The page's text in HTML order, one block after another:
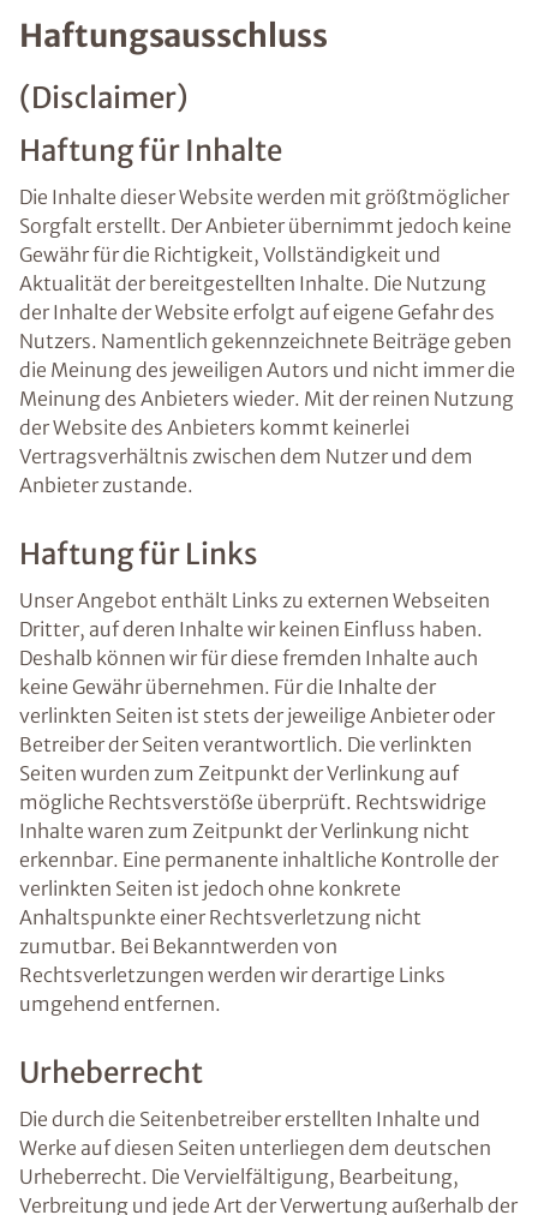
Haftungsausschluss
(Disclaimer)
Haftung für Inhalte
Die Inhalte dieser Website werden mit größtmöglicher
Sorgfalt erstellt. Der Anbieter übernimmt jedoch keine
Gewähr für die Richtigkeit, Vollständigkeit und
Aktualität der bereitgestellten Inhalte. Die Nutzung
der Inhalte der Website erfolgt auf eigene Gefahr des
Nutzers. Namentlich gekennzeichnete Beiträge geben
die Meinung des jeweiligen Autors und nicht immer die
Meinung des Anbieters wieder. Mit der reinen Nutzung
der Website des Anbieters kommt keinerlei
Vertragsverhältnis zwischen dem Nutzer und dem
Anbieter zustande.
Haftung für Links
Unser Angebot enthält Links zu externen Webseiten
Dritter, auf deren Inhalte wir keinen Einfluss haben.
Deshalb können wir für diese fremden Inhalte auch
keine Gewähr übernehmen. Für die Inhalte der
verlinkten Seiten ist stets der jeweilige Anbieter oder
Betreiber der Seiten verantwortlich. Die verlinkten
Seiten wurden zum Zeitpunkt der Verlinkung auf
mögliche Rechtsverstöße überprüft. Rechtswidrige
Inhalte waren zum Zeitpunkt der Verlinkung nicht
erkennbar. Eine permanente inhaltliche Kontrolle der
verlinkten Seiten ist jedoch ohne konkrete
Anhaltspunkte einer Rechtsverletzung nicht
zumutbar. Bei Bekanntwerden von
Rechtsverletzungen werden wir derartige Links
umgehend entfernen.
Urheberrecht
Die durch die Seitenbetreiber erstellten Inhalte und
Werke auf diesen Seiten unterliegen dem deutschen
Urheberrecht. Die Vervielfältigung, Bearbeitung,
Verbreitung und jede Art der Verwertung außerhalb der